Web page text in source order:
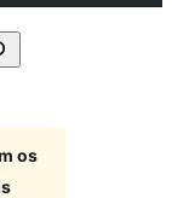
os